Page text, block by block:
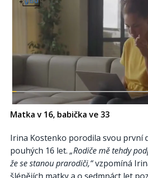
Matka v 16, babička ve 33
Irina Kostenko porodila svou první
pouhých 16 let. „Rodiče mě tehdy
že se stanou prarodiči,“vzpomíná